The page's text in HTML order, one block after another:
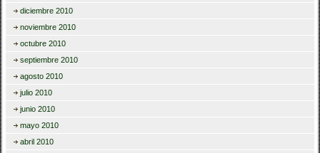
diciembre 2010
noviembre 2010
octubre 2010
septiembre 2010
agosto 2010
julio 2010
junio 2010
mayo 2010
abril 2010